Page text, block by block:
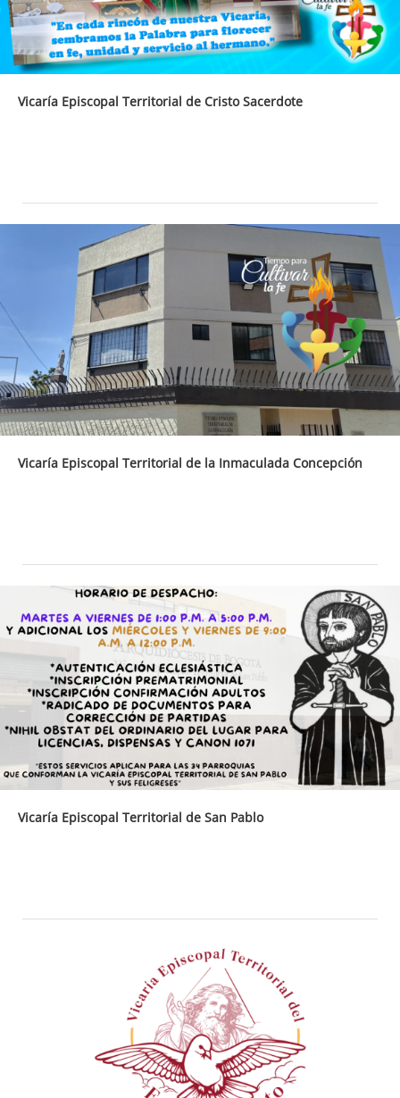
Vicaría Episcopal Territorial de Cristo Sacerdote
Vicaría Episcopal Territorial de la Inmaculada Concepción
Vicaría Episcopal Territorial de San Pablo